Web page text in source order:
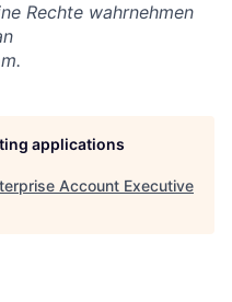
Rechte wahrnehmen
applications
Account Executive